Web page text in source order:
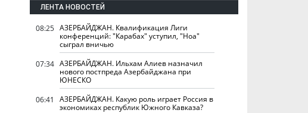
ЛЕНТА НОВОСТЕЙ
08:25 АЗЕРБАЙДЖАН. Квалификация Лиги
конференций: "Карабах" уступил, "Ноа"
сыграл вничью
07:34 АЗЕРБАЙДЖАН. Ильхам Алиев назначил
нового постпреда Азербайджана при
ЮНЕСКО
06:41
АЗЕРБАЙДЖАН. Какую роль играет Россия в
экономиках республик Южного Кавказа?